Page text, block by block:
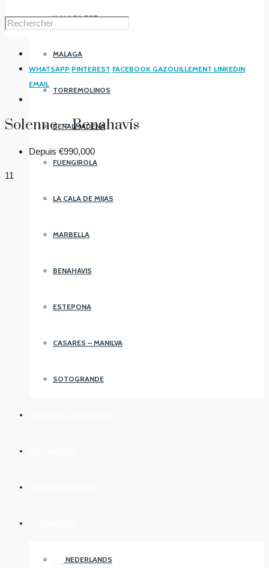
MALAGA EST
MALAGA
TORREMOLINOS
BENALMADENA
FUENGIROLA
LA CALA DE MIJAS
MARBELLA
BENAHAVIS
ESTEPONA
CASARES – MANILVA
SOTOGRANDE
NEDERLANDS
WHATSAPP PINTEREST FACEBOOK GAZOUILLEMENT LINKEDIN
EMAIL
Solenne – Benahavís
Depuis €990,000
11